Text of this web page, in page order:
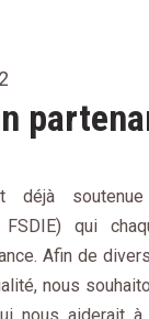
déjà
FSDIE) qui
Afin de
nous